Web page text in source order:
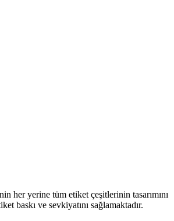
her yerine tüm etiket çeşitlerinin tasarımını
baskı ve sevkiyatını sağlamaktadır.